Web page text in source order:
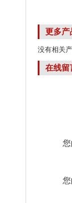
更多产
没有相关
在线留
您
您